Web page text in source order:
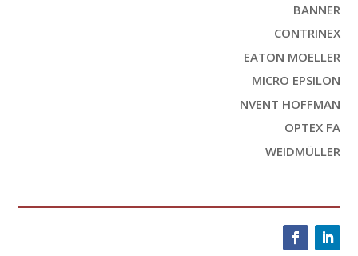
BANNER
CONTRINEX
EATON MOELLER
MICRO EPSILON
NVENT HOFFMAN
OPTEX FA
WEIDMÜLLER